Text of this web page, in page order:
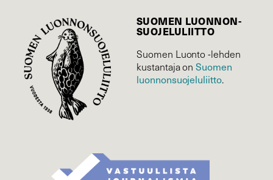
SUOMEN LUONNON­
SUOJELU­LIITTO
Suomen Luonto -lehden
kustantaja onSuomen
luonnonsuojelu­liitto.